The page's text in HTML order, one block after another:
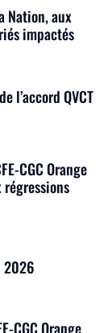
mobilise
un diagnostic
face aux
Nation, aux
impactés
l’accord QVCT
CGC Orange
régressions
2026
CGC Orange